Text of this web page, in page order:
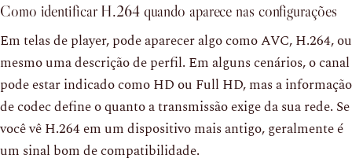
Como identificar H.264 quando aparece nas configurações
Em telas de player, pode aparecer algo como AVC, H.264, ou
mesmo uma descrição de perfil. Em alguns cenários, o canal
pode estar indicado como HD ou Full HD, mas a informação
de codec define o quanto a transmissão exige da sua rede. Se
você vê H.264 em um dispositivo mais antigo, geralmente é
um sinal bom de compatibilidade.